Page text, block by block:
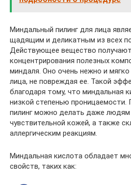
Миндальный пилинг для лица
щадящим и деликатным из всех
Действующее вещество
концентрирования полезных
миндаля. Оно очень нежно и
лица, не повреждая ее. Такой
благодаря тому, что миндальная
низкой степенью проницаемости.
пилинг можно делать даже людям
чувствительной кожей, а также
аллергическим реакциям.
Миндальная кислота обладает
свойств, таких как: